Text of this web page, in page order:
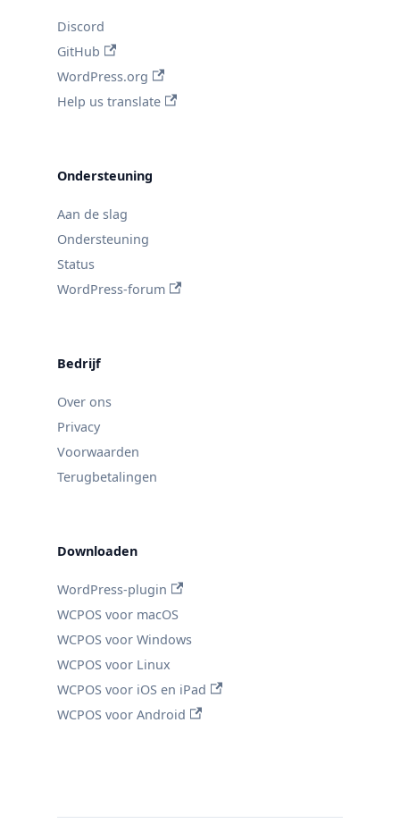
Discord
GitHub
WordPress.org
Help us translate
Ondersteuning
Aan de slag
Ondersteuning
Status
WordPress-forum
Bedrijf
Over ons
Privacy
Voorwaarden
Terugbetalingen
Downloaden
WordPress-plugin
WCPOS voor macOS
WCPOS voor Windows
WCPOS voor Linux
WCPOS voor iOS en iPad
WCPOS voor Android